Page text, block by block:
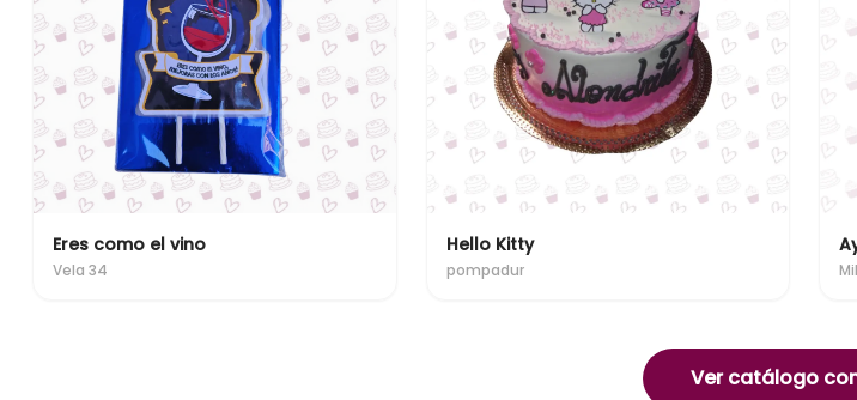
Eres como el vino
Vela 34
Hello Kitty
pompadur
Ver catálogo